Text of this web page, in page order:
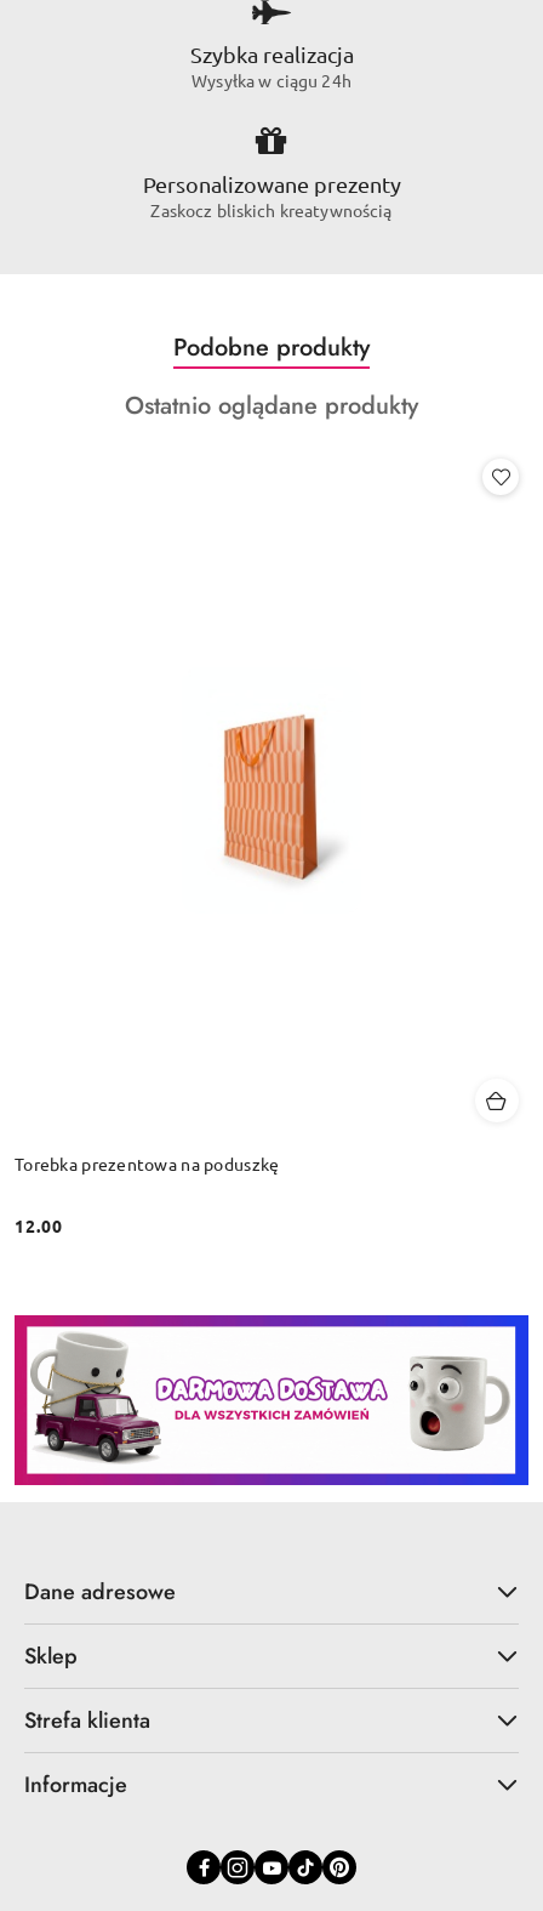
Szybka realizacja
Wysyłka w ciągu 24h
Personalizowane prezenty
Zaskocz bliskich kreatywnością
Pomiń karuzelę produktów
Produkty
o
statusie:
Podobne produkty
Produkty
Ostatnio oglądane produkty
Torebka prezentowa na poduszkę
Cena:
12.00
Dane adresowe
Sklep
Strefa klienta
Informacje